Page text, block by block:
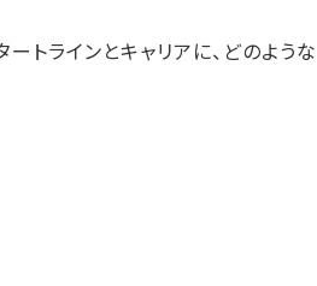
トラインとキャリアに、どのような